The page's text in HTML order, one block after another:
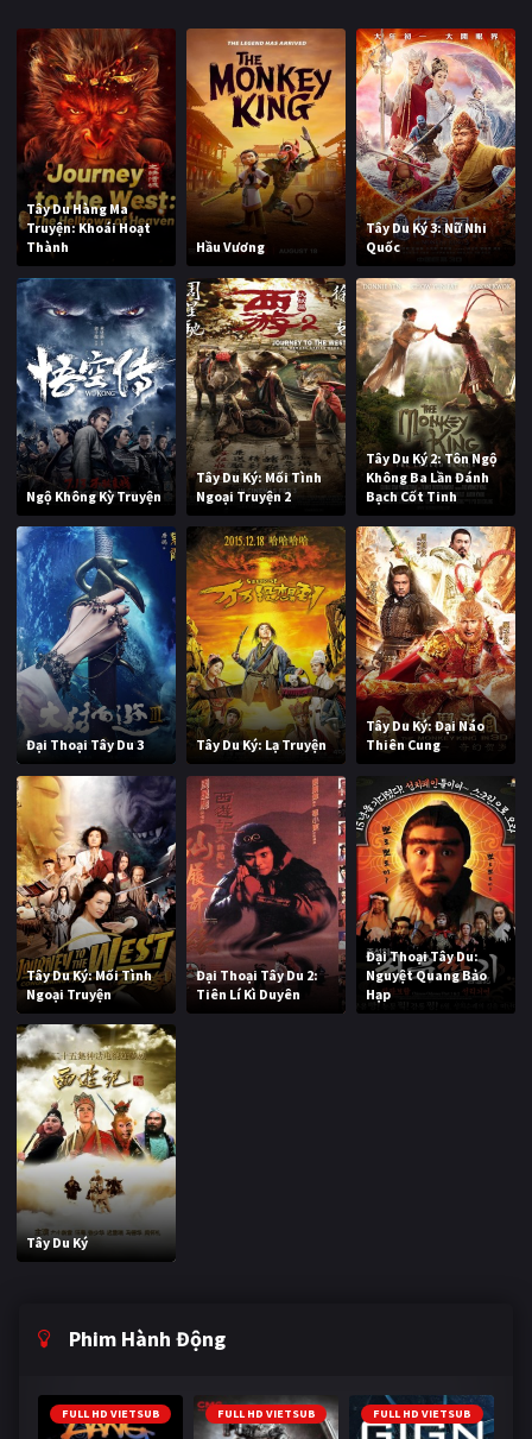
TUYỂN TẬP PHIM
BLOG
Tây Du Hàng Ma
Truyện: Khoái Hoạt
Thành
Hầu Vương
Tây Du Ký 3: Nữ Nhi
Quốc
Ngộ Không Kỳ Truyện
Tây Du Ký: Mối Tình
Ngoại Truyện 2
Tây Du Ký 2: Tôn Ngộ
Không Ba Lần Đánh
Bạch Cốt Tinh
Đại Thoại Tây Du 3 Tây Du Ký: Lạ Truyện
Tây Du Ký: Đại Náo
Thiên Cung
Tây Du Ký: Mối Tình
Ngoại Truyện
Đại Thoại Tây Du 2:
Tiên Lí Kì Duyên
Đại Thoại Tây Du:
Nguyệt Quang Bảo
Hạp
Tây Du Ký
Phim Hành Động
FULL HD VIETSUB FULL HD VIETSUB FULL HD VIETSUB